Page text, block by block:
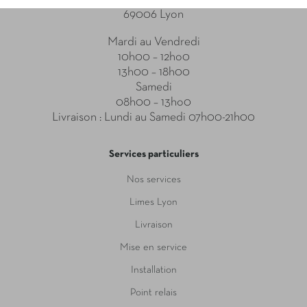
69006 Lyon
Mardi au Vendredi
10h00 – 12ho0
13h00 – 18h00
Samedi
08h00 – 13ho0
Livraison : Lundi au Samedi 07h00-21h00
Services particuliers
Nos services
Limes Lyon
Livraison
Mise en service
Installation
Point relais